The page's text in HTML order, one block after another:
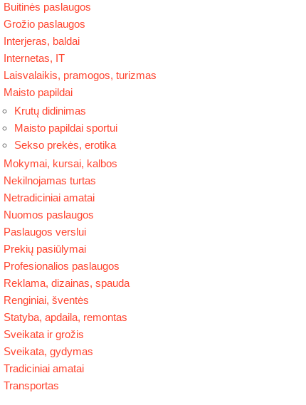
Buitinės paslaugos
Grožio paslaugos
Interjeras, baldai
Internetas, IT
Laisvalaikis, pramogos, turizmas
Maisto papildai
Krutų didinimas
Maisto papildai sportui
Sekso prekės, erotika
Mokymai, kursai, kalbos
Nekilnojamas turtas
Netradiciniai amatai
Nuomos paslaugos
Paslaugos verslui
Prekių pasiūlymai
Profesionalios paslaugos
Reklama, dizainas, spauda
Renginiai, šventės
Statyba, apdaila, remontas
Sveikata ir grožis
Sveikata, gydymas
Tradiciniai amatai
Transportas